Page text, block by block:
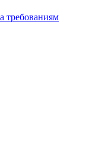
требованиям